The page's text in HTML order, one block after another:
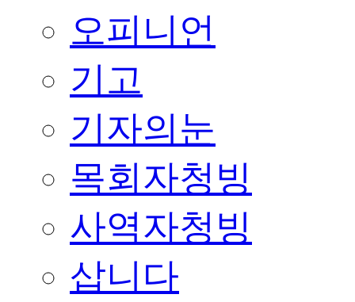
오피니언
기고
기자의눈
목회자청빙
사역자청빙
삽니다